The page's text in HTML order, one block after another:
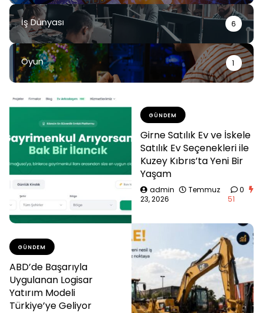
İş Dünyası 6
Oyun 1
GÜNDEM
Girne Satılık Ev ve İskele
Satılık Ev Seçenekleri ile
Kuzey Kıbrıs’ta Yeni Bir
Yaşam
admin
Temmuz
23, 2026
0
51
GÜNDEM
ABD’de Başarıyla
Uygulanan Logisar
Yatırım Modeli
Türkiye’ye Geliyor